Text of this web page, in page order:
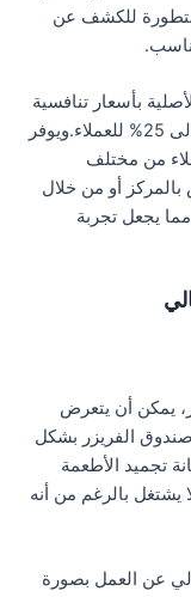
للكشف عن
بأسعار تنافسية
وضمان لمدة عام، مع توفير خصومات تصل إلى 25% للعملاء.ويوفر
من مختلف
أو من خلال
يجعل تجربة
يمكن أن يتعرض
الفريزر بشكل
تجميد الأطعمة
يشتغل بالرغم من أنه
عن العمل بصورة